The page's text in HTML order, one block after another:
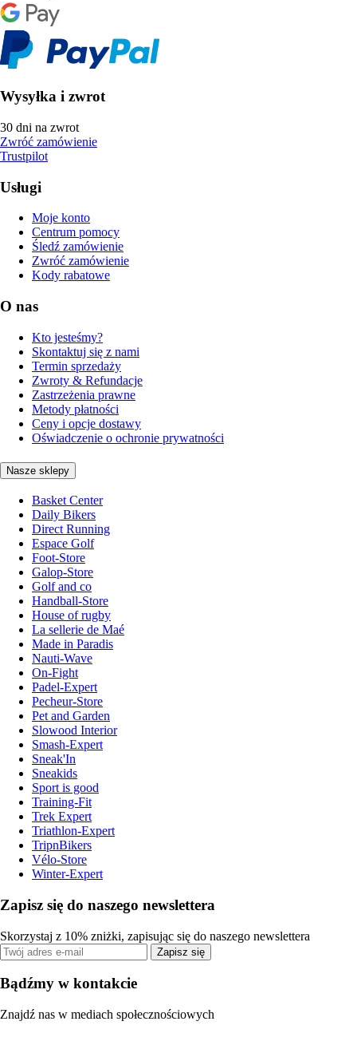
Wysyłka i zwrot
30 dni na zwrot
Zwróć zamówienie
Trustpilot
Usługi
Moje konto
Centrum pomocy
Śledź zamówienie
Zwróć zamówienie
Kody rabatowe
O nas
Kto jesteśmy?
Skontaktuj się z nami
Termin sprzedaży
Zwroty & Refundacje
Zastrzeżenia prawne
Metody płatności
Ceny i opcje dostawy
Oświadczenie o ochronie prywatności
Nasze sklepy
Basket Center
Daily Bikers
Direct Running
Espace Golf
Foot-Store
Galop-Store
Golf and co
Handball-Store
House of rugby
La sellerie de Maé
Made in Paradis
Nauti-Wave
On-Fight
Padel-Expert
Pecheur-Store
Pet and Garden
Slowood Interior
Smash-Expert
Sneak'In
Sneakids
Sport is good
Training-Fit
Trek Expert
Triathlon-Expert
TripnBikers
Vélo-Store
Winter-Expert
Zapisz się do naszego newslettera
Skorzystaj z 10% zniżki, zapisując się do naszego newslettera
Zapisz się
Bądźmy w kontakcie
Znajdź nas w mediach społecznościowych